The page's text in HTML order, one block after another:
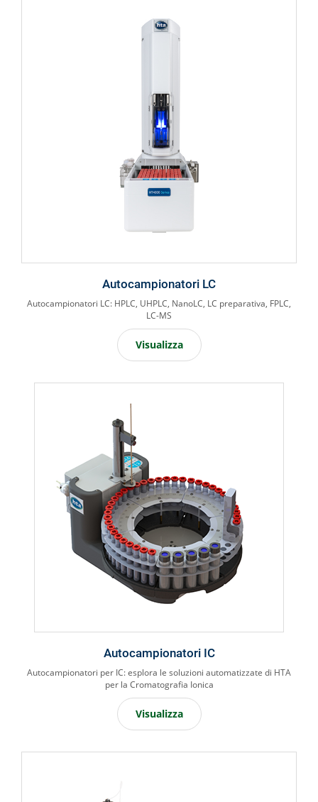
Autocampionatori LC
Autocampionatori LC: HPLC, UHPLC, NanoLC, LC preparativa, FPLC,
LC-MS
Visualizza
Autocampionatori IC
Autocampionatori per IC: esplora le soluzioni automatizzate di HTA
per la Cromatografia Ionica
Visualizza